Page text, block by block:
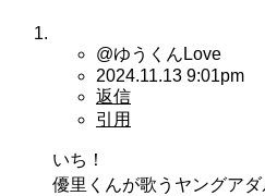
@ゆうくんLove
2024.11.13 9:01pm
返信
引用
いち！
優里くんが歌うヤングアダ